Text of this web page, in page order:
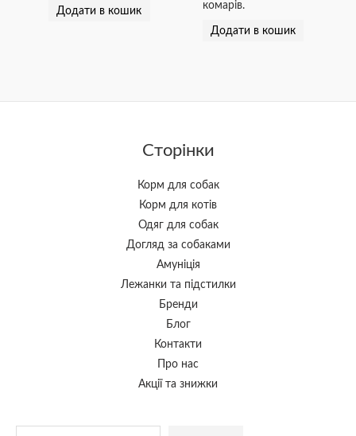
Додати в кошик
комарів.
Додати в кошик
Сторінки
Корм для собак
Корм для котів
Одяг для собак
Догляд за собаками
Амуніція
Лежанки та підстилки
Бренди
Блог
Контакти
Про нас
Акції та знижки